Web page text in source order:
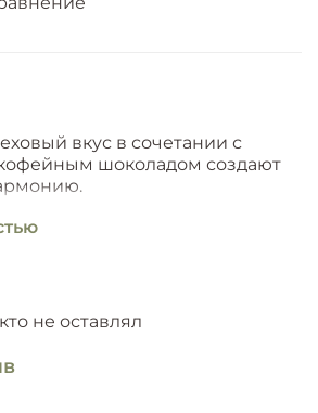
вкус в сочетании с
шоколадом создают
какао тертое, какао-масло,
в 100 г: углеводы - 33,71, жиры
471 ккал.
не оставлял